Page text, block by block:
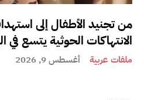
من تجنيد الأطفال إلى
الانتهاكات الحوثية يتسع في
ملفات عربية أغسطس 9, 2026